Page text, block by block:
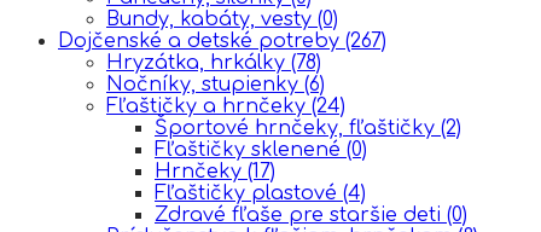
Bundy, kabáty, vesty (0)
Dojčenské a detské potreby (267)
Hryzátka, hrkálky (78)
Nočníky, stupienky (6)
Fľaštičky a hrnčeky (24)
Športové hrnčeky, fľaštičky (2)
Fľaštičky sklenené (0)
Hrnčeky (17)
Fľaštičky plastové (4)
Zdravé fľaše pre staršie deti (0)